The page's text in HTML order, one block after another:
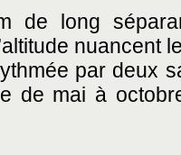
de long
nuancent
par deux
de mai à